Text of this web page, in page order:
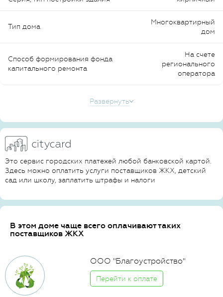
Тип дома
Многоквартирный
дом
Способ формирования фонда
капитального ремонта
На счете
регионального
оператора
Развернуть
Это сервис городских платежей любой банковской картой.
Здесь можно оплатить услуги поставщиков ЖКХ, детский
сад или школу, заплатить штрафы и налоги
В этом доме чаще всего оплачивают таких
поставщиков ЖКХ
ООО "Благоустройство"
Перейти к оплате